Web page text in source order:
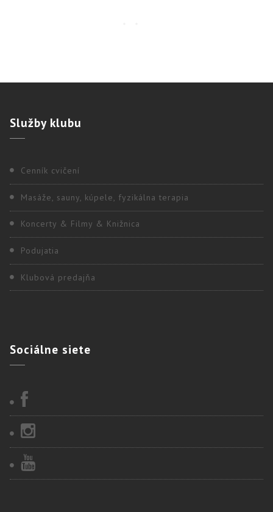
Službyklubu
Cenník cvičení
Masáže, sauny, kúpele, fyzikálna terapia
Koncerty & Filmy & Knižnica
Podujatia
Klubová predajňa
Sociálne siete